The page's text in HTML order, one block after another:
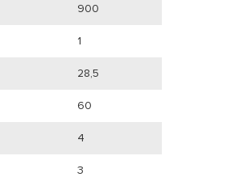
900
1
28,5
60
4
3